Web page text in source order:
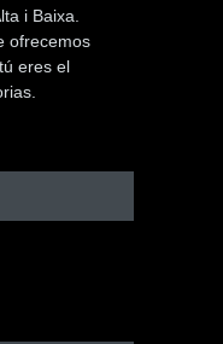
i Baixa.
ofrecemos
eres el